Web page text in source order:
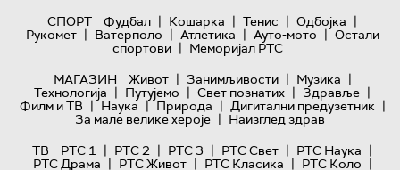
СПОРТ
Фудбал | Кошарка | Тенис | Одбојка |
Рукомет | Ватерполо | Атлетика | Ауто-мото | Остали
спортови | Меморијал РТС
МАГАЗИН
Живот | Занимљивости | Музика |
Технологијa | Путујемо | Свет познатих | Здравље |
Филм и ТВ | Наука | Природа | Дигитални предузетник |
За мале велике хероје | Наизглед здрав
ТВ
РТС 1 | РТС 2 | РТС 3 | РТС Свет | РТС Наука |
РТС Драма | РТС Живот | РТС Класика | РТС Коло |